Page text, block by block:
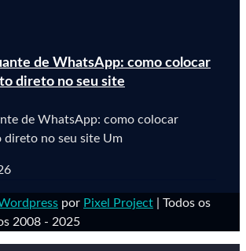
de WhatsApp: como colocar
direto no seu site
de WhatsApp: como colocar
direto no seu site Um
por Pixel Project | Todos os
2008 - 2025